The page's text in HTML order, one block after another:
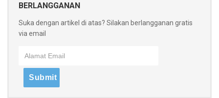
BERLANGGANAN
Suka dengan artikel di atas? Silakan berlangganan gratis
via email